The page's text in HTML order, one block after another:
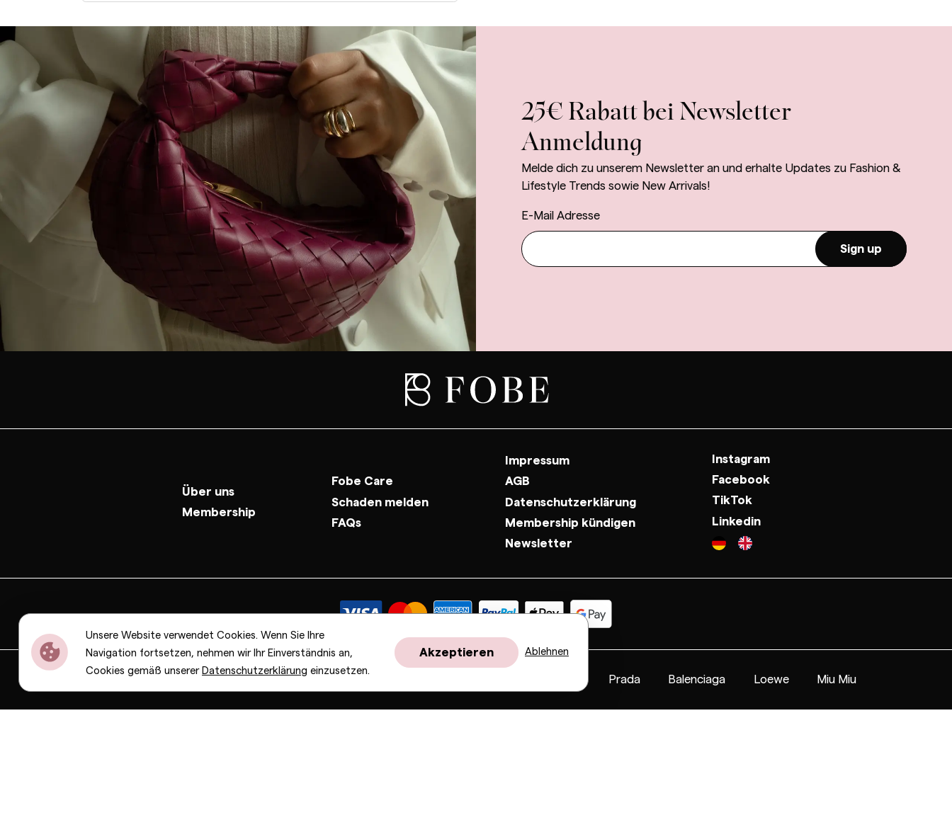
25€ Rabatt bei Newsletter
Anmeldung
Melde dich zu unserem Newsletter an und erhalte Updates zu Fashion &
Lifestyle Trends sowie New Arrivals!
E-Mail Adresse
Sign up
Über uns
Membership
Fobe Care
Schaden melden
FAQs
Impressum
AGB
Datenschutzerklärung
Membership kündigen
Newsletter
Instagram
Facebook
TikTok
Linkedin
Bottega Veneta Celine Prada Balenciaga Loewe Miu Miu
Unsere Website verwendet Cookies. Wenn Sie Ihre
Navigation fortsetzen, nehmen wir Ihr Einverständnis an,
Cookies gemäß unserer Datenschutzerklärung einzusetzen.
Akzeptieren Ablehnen